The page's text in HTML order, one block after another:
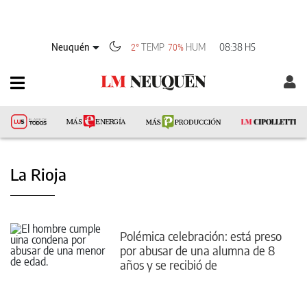
Neuquén 2° TEMP 70% HUM 08:38 HS
La Rioja
Polémica celebración: está preso
por abusar de una alumna de 8
años y se recibió de